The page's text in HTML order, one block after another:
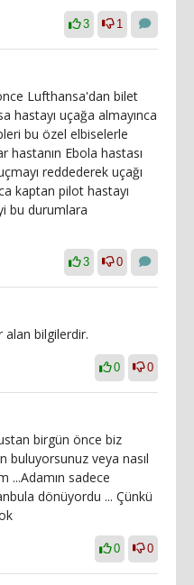
3 1
Lufthansa'dan bilet
hastayı uçağa almayınca
bu özel elbiselerle
hastanın Ebola hastası
reddederek uçağı
kaptan pilot hastayı
bu durumlara
3 0
bilgilerdir.
0 0
birgün önce biz
buluyorsunuz veya nasıl
...Adamın sadece
dönüyordu ... Çünkü
0 0